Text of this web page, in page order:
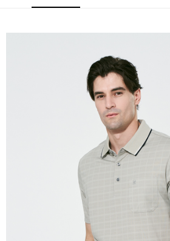
每筆NT$60，滿NT$1,200(含以上)免運費
每筆NT$60，滿NT$1,200(含以上)免運費
每筆NT$80，滿NT$1,200(含以上)免運費
每筆NT$80，滿NT$1,200(含以上)免運費